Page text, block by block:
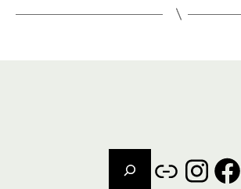
Facebook
Instagram
Link